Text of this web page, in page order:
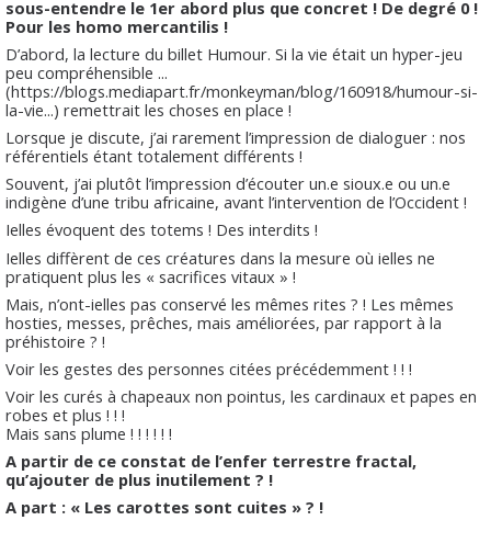
sous-entendre le 1er abord plus que concret ! De degré 0 !
Pour les homo mercantilis !
D’abord, la lecture du billet Humour. Si la vie était un hyper-jeu
peu compréhensible ...
(https://blogs.mediapart.fr/monkeyman/blog/160918/humour-si-
la-vie...) remettrait les choses en place !
Lorsque je discute, j’ai rarement l’impression de dialoguer : nos
référentiels étant totalement différents !
Souvent, j’ai plutôt l’impression d’écouter un.e sioux.e ou un.e
indigène d’une tribu africaine, avant l’intervention de l’Occident !
Ielles évoquent des totems ! Des interdits !
Ielles diffèrent de ces créatures dans la mesure où ielles ne
pratiquent plus les « sacrifices vitaux » !
Mais, n’ont-ielles pas conservé les mêmes rites ? ! Les mêmes
hosties, messes, prêches, mais améliorées, par rapport à la
préhistoire ? !
Voir les gestes des personnes citées précédemment ! ! !
Voir les curés à chapeaux non pointus, les cardinaux et papes en
robes et plus ! ! !
Mais sans plume ! ! ! ! ! !
A partir de ce constat de l’enfer terrestre fractal,
qu’ajouter de plus inutilement ? !
A part : « Les carottes sont cuites » ? !